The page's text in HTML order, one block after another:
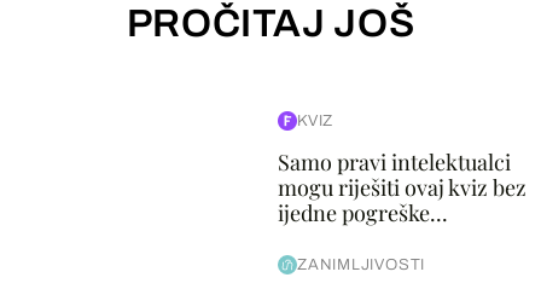
PROČITAJ JOŠ
KVIZ
Samo pravi intelektualci
mogu riješiti ovaj kviz bez
ijedne pogreške...
ZANIMLJIVOSTI